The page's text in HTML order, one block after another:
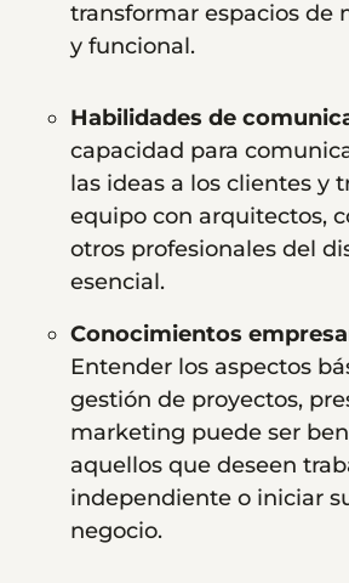
transformar espacios de
y funcional.
Habilidades de
capacidad para
las ideas a los clientes y
equipo con arquitectos,
otros profesionales del
esencial.
Conocimientos
Entender los aspectos
gestión de proyectos,
marketing puede ser
aquellos que deseen
independiente o iniciar
negocio.